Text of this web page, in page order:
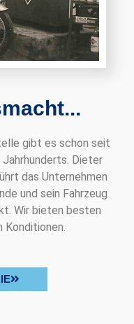
gibt es schon seit
Dieter
das Unternehmen
und sein Fahrzeug
Wir bieten besten